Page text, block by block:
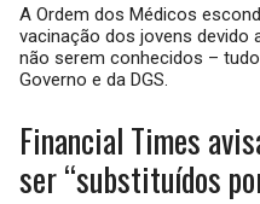
A Ordem dos Médicos
vacinação dos jovens
não serem conhecidos –
Governo e da DGS.
Financial Times
ser “substituídos